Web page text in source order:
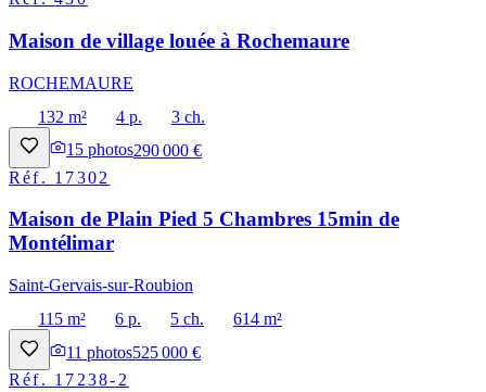
Maison de village louée à Rochemaure
ROCHEMAURE
132 m²
4 p.
3 ch.
15 photos290 000 €
Réf. 17302
Maison de Plain Pied 5 Chambres 15min de
Montélimar
Saint-Gervais-sur-Roubion
115 m²
6 p. 5 ch.
614 m²
11 photos525 000 €
Réf. 17238-2